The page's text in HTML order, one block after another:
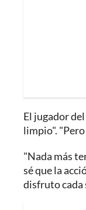
El jugador
limpio".
"Nada más
sé que la
disfruto cada